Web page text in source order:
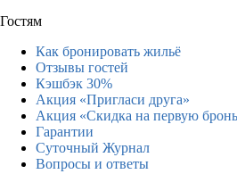
Гостям
Как бронировать жильё
Отзывы гостей
Кэшбэк 30%
Акция «Пригласи друга»
Акция «Скидка на первую
Гарантии
Суточный Журнал
Вопросы и ответы